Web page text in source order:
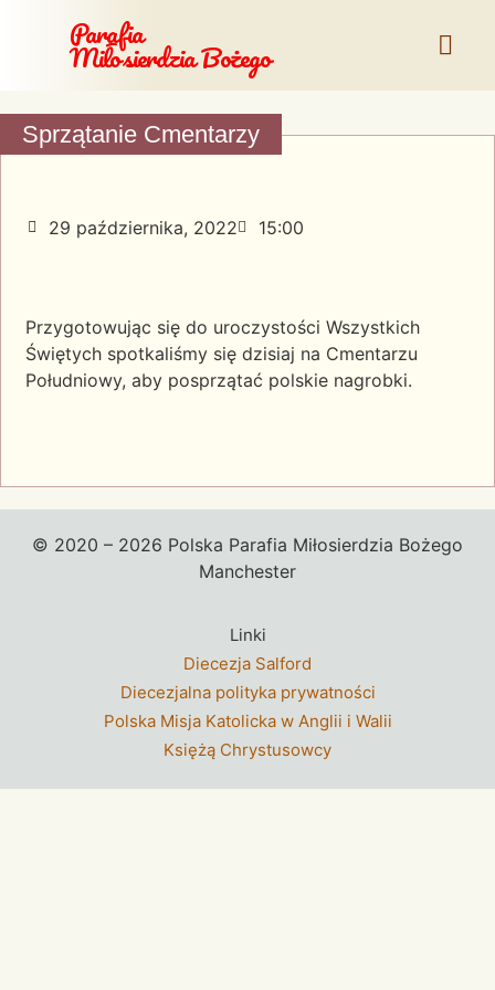
Parafia
Miłosierdzia Bożego
Sprzątanie Cmentarzy
29 października, 2022 15:00
Przygotowując się do uroczystości Wszystkich
Świętych spotkaliśmy się dzisiaj na Cmentarzu
Południowy, aby posprzątać polskie nagrobki.
© 2020 – 2026 Polska Parafia Miłosierdzia Bożego
Manchester
Linki
Diecezja Salford
Diecezjalna polityka prywatności
Polska Misja Katolicka w Anglii i Walii
Księżą Chrystusowcy